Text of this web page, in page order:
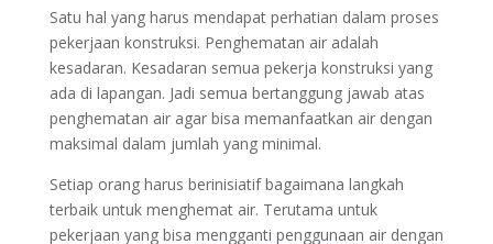
Satu hal yang harus mendapat perhatian dalam proses
pekerjaan konstruksi. Penghematan air adalah
kesadaran. Kesadaran semua pekerja konstruksi yang
ada di lapangan. Jadi semua bertanggung jawab atas
penghematan air agar bisa memanfaatkan air dengan
maksimal dalam jumlah yang minimal.
Setiap orang harus berinisiatif bagaimana langkah
terbaik untuk menghemat air. Terutama untuk
pekerjaan yang bisa mengganti penggunaan air dengan